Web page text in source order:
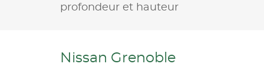
profondeur et hauteur
Nissan Grenoble